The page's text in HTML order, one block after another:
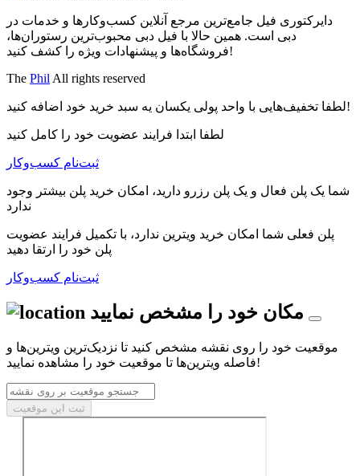
دایرکتوری فیل جامع‌ترین مرجع آنلاین کسب‌وکارها و خدمات در
دبی است. همین حالا با فیل دبی محبوب‌ترین رستوران‌ها،
فروشگاه‌ها و پیشنهادات ویژه را کشف کنید!
The Phil All rights reserved
لطفا تخفیف‌هایی با واحد پولی یکسان یه سبد خرید خود اضافه کنید!
لطفا ابتدا فرایند عضویت خود را کامل کنید
ثبت‌نام کسب‌و‌کار
شما یک پلن فعال و یک پلن رزرو دارید، امکان خرید پلن بیشتر وجود
ندارد
پلن فعلی شما امکان خرید ویترین ندارد، با تکمیل فرایند عضویت
پلن خود را ارتقا دهید
ثبت‌نام کسب‌و‌کار
مکان خود را مشخص نمایید
موقعیت خود را روی نقشه مشخص کنید تا نزدیک‌ترین ویترین‌ها و
فاصله ویترین‌ها تا موقعیت خود را مشاهده نمایید!
ثبت این موقعیت